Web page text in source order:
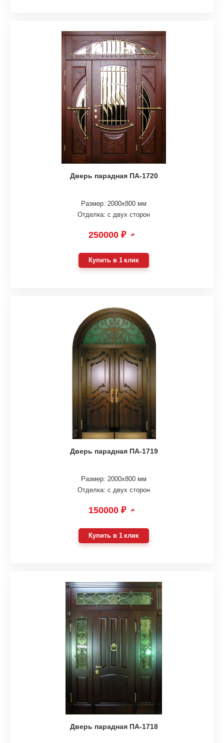
Дверь парадная ПА-1720
Размер: 2000х800 мм
Отделка: с двух сторон
250000 ₽ ₽
Купить в 1 клик
Дверь парадная ПА-1719
Размер: 2000х800 мм
Отделка: с двух сторон
150000 ₽ ₽
Купить в 1 клик
Дверь парадная ПА-1718